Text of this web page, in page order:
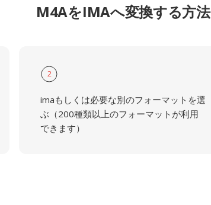
M4AをIMAへ変換する方法
2
imaもしくは必要な別のフォーマットを選
ぶ（200種類以上のフォーマットが利用
できます）